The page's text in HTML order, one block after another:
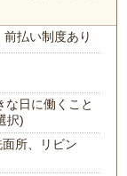
払い制度あり
な日に働くこと
択)
所、リビン